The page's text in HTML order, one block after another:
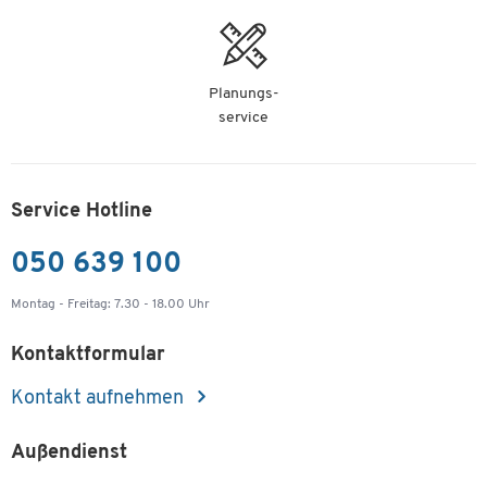
Planungs-
service
Service Hotline
050 639 100
Montag - Freitag: 7.30 - 18.00 Uhr
Kontaktformular
Kontakt aufnehmen
Außendienst